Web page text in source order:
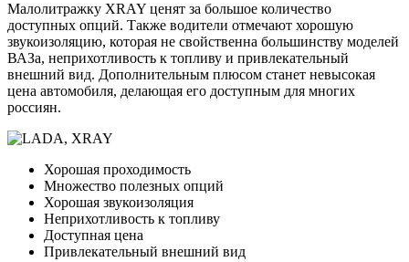
Малолитражку XRAY ценят за большое количество
доступных опций. Также водители отмечают хорошую
звукоизоляцию, которая не свойственна большинству моделей
ВАЗа, неприхотливость к топливу и привлекательный
внешний вид. Дополнительным плюсом станет невысокая
цена автомобиля, делающая его доступным для многих
россиян.
Хорошая проходимость
Множество полезных опций
Хорошая звукоизоляция
Неприхотливость к топливу
Доступная цена
Привлекательный внешний вид